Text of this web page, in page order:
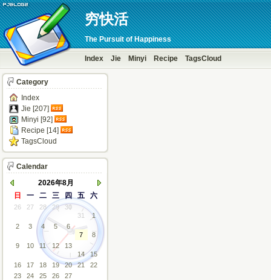
穷快活
The Pursuit of Happiness
Index Jie Minyi Recipe TagsCloud
Category
Index
Jie [207]
Minyi [92]
Recipe [14]
TagsCloud
Calendar
2026年8月
日
一 二 三 四 五 六
26 27 28 29
30
31
1
2
3 4 5
6
7
8
9
10 11 12
13
14
15
16
17 18 19 20 21
22
23
24 25 26
27